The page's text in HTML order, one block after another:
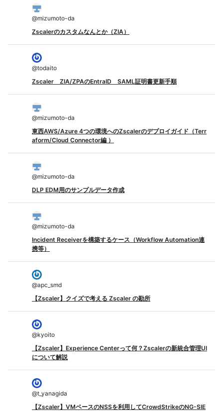
@mizumoto-da
Zscalerのカスタムなんとか（ZIA）
@todaito
Zscaler ZIA/ZPAのEntraID SAML証明書更新手順
@mizumoto-da
東西AWS/Azure 4つの環境へのZscalerのデプロイガイド（Terr
aform/Cloud Connector編 ）
@mizumoto-da
DLP EDM用のサンプルデータ作成
@mizumoto-da
Incident Receiverを構築するケース（Workflow Automation連
携等）
@apc_smd
【Zscaler】クイズで考える Zscaler の勘所
@kyoito
【Zscaler】Experience Centerって何？Zscalerの新統合管理UI
について解説
@t_yanagida
【Zscaler】VMベースのNSSを利用してCrowdStrikeのNG-SIE